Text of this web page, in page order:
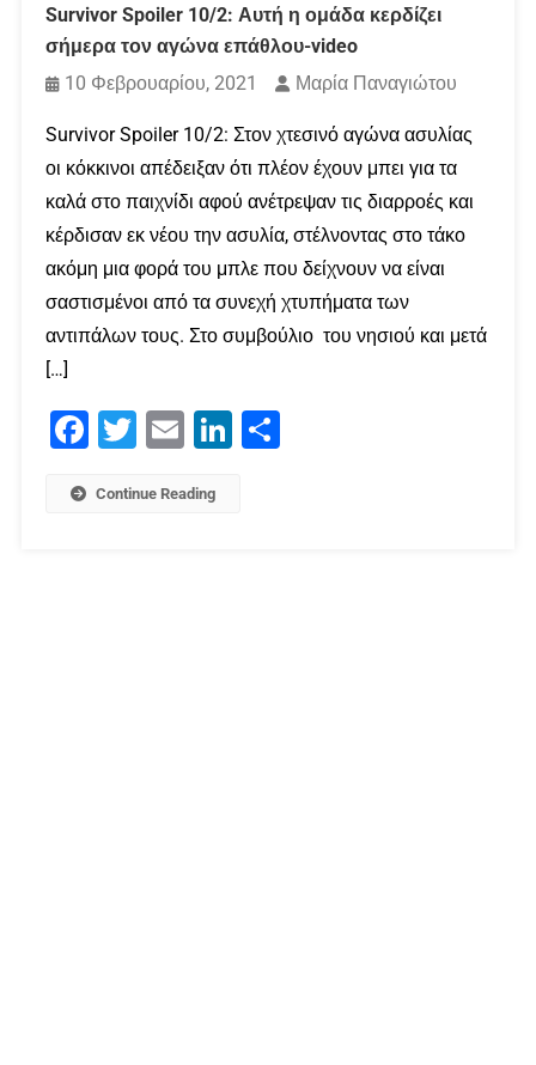
Survivor Spoiler 10/2: Αυτή η ομάδα κερδίζει
σήμερα τον αγώνα επάθλου-video
10 Φεβρουαρίου, 2021
Μαρία Παναγιώτου
Survivor Spoiler 10/2: Στον χτεσινό αγώνα ασυλίας
οι κόκκινοι απέδειξαν ότι πλέον έχουν μπει για τα
καλά στο παιχνίδι αφού ανέτρεψαν τις διαρροές και
κέρδισαν εκ νέου την ασυλία, στέλνοντας στο τάκο
ακόμη μια φορά του μπλε που δείχνουν να είναι
σαστισμένοι από τα συνεχή χτυπήματα των
αντιπάλων τους. Στο συμβούλιο του νησιού και μετά
[…]
Facebook
Twitter Email LinkedIn
Continue Reading